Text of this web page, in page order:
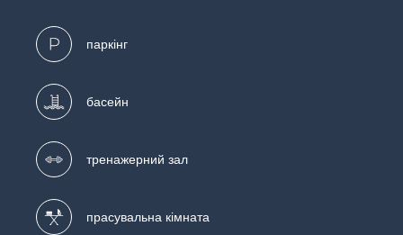
паркінг
басейн
тренажерний зал
прасувальна кімната